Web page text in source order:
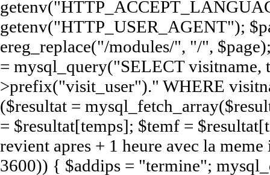
getenv("HTTP_USER_AGENT");
ereg_replace("/modules/", "/",
= mysql_query("SELECT visitname,
>prefix("visit_user")." WHERE
($resultat =
= $resultat[temps]; $temf =
revient apres + 1 heure avec la
3600)) { $addips = "termine";